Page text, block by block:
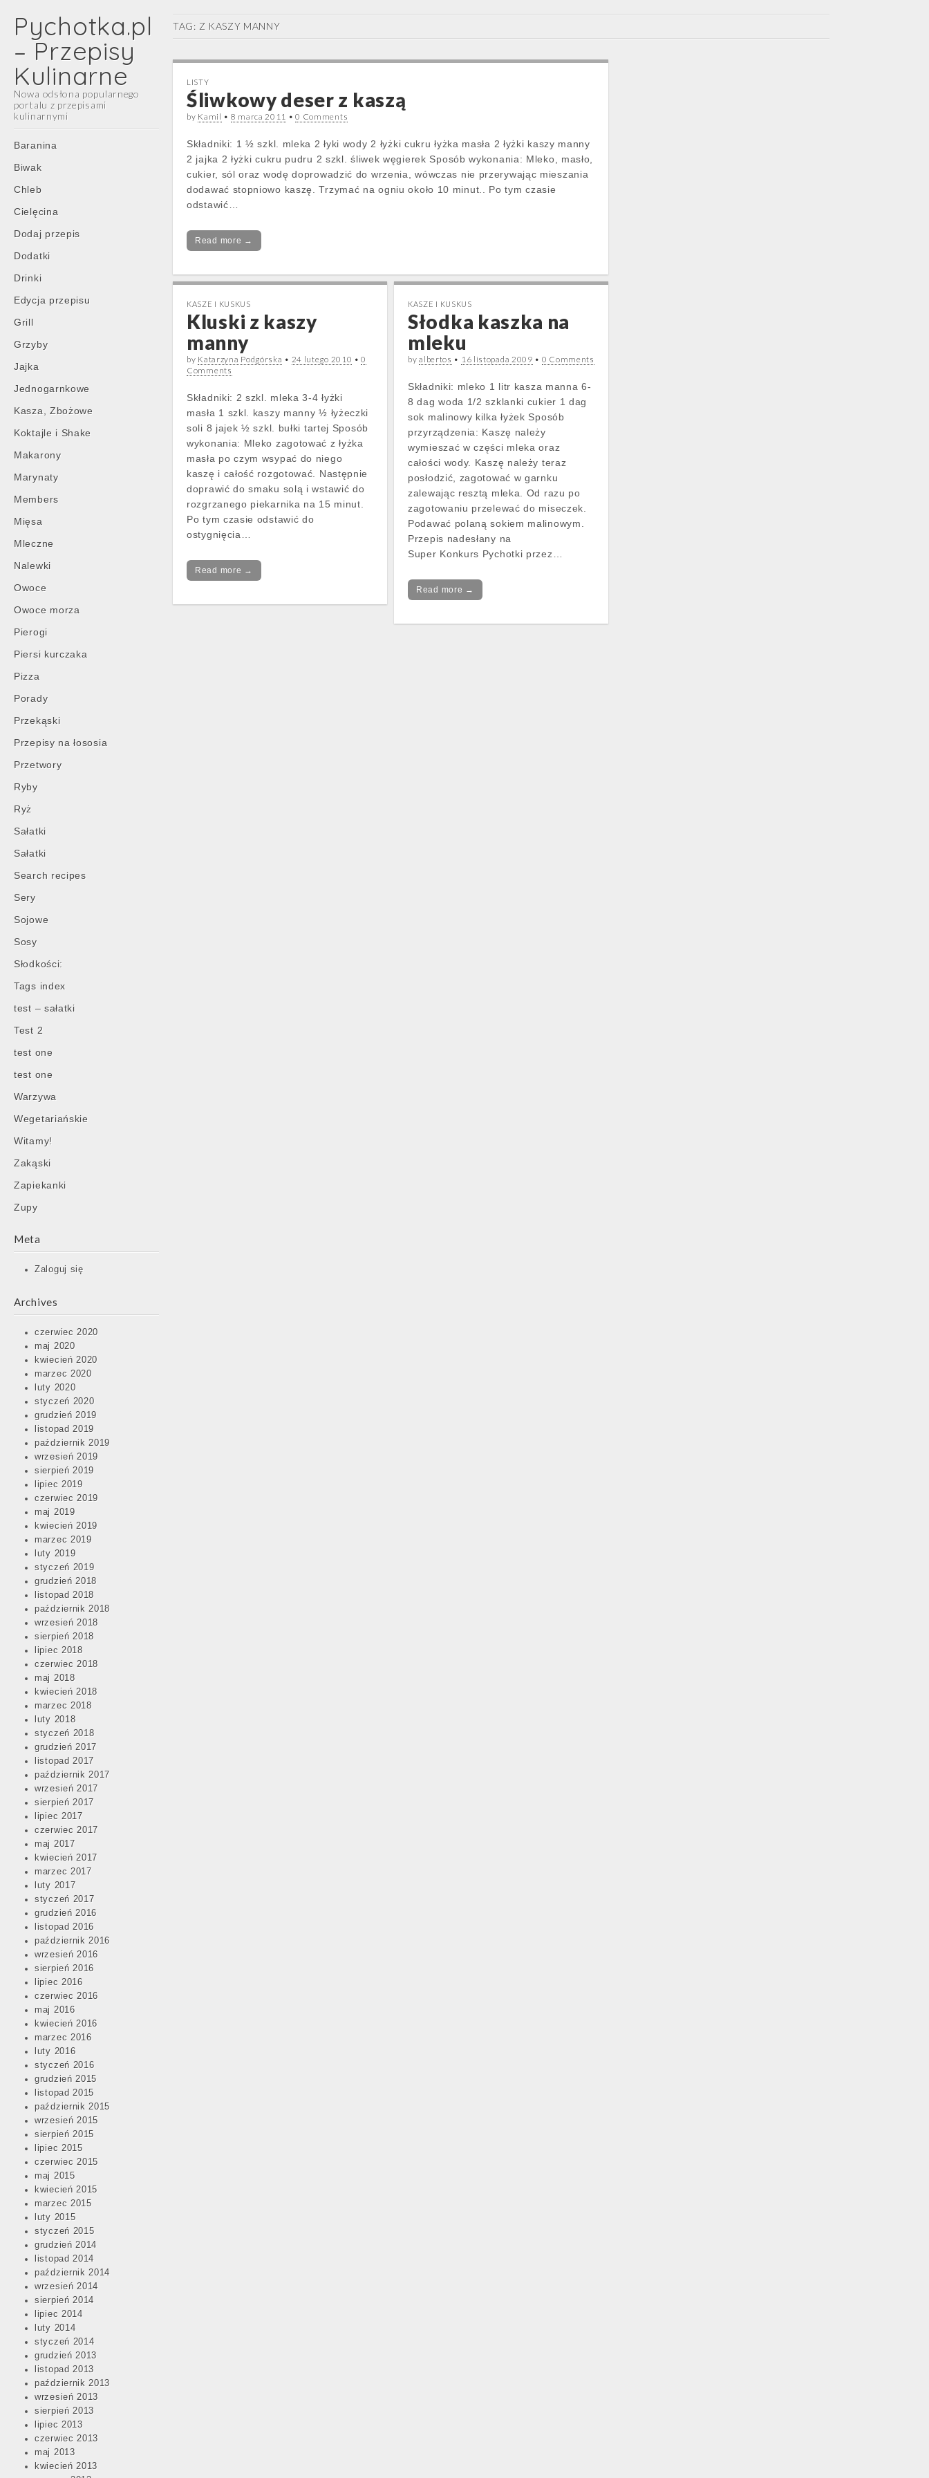
Pychotka.pl
– Przepisy
Kulinarne
Nowa odsłona popularnego
portalu z przepisami
kulinarnymi
Main
menu
Skip
content
Baranina
Biwak
Chleb
Cielęcina
Dodaj przepis
Dodatki
Drinki
Edycja przepisu
Grill
Grzyby
Jajka
Jednogarnkowe
Kasza, Zbożowe
Koktajle i Shake
Makarony
Marynaty
Members
Mięsa
Mleczne
Nalewki
Owoce
Owoce morza
Pierogi
Piersi kurczaka
Pizza
Porady
Przekąski
Przepisy na łososia
Przetwory
Ryby
Ryż
Sałatki
Sałatki
Search recipes
Sery
Sojowe
Sosy
Słodkości:
Tags index
test – sałatki
Test 2
test one
test one
Warzywa
Wegetariańskie
Witamy!
Zakąski
Zapiekanki
Zupy
Meta
Zaloguj się
Archives
czerwiec 2020
maj 2020
kwiecień 2020
marzec 2020
luty 2020
styczeń 2020
grudzień 2019
listopad 2019
październik 2019
wrzesień 2019
sierpień 2019
lipiec 2019
czerwiec 2019
maj 2019
kwiecień 2019
marzec 2019
luty 2019
styczeń 2019
grudzień 2018
listopad 2018
październik 2018
wrzesień 2018
sierpień 2018
lipiec 2018
czerwiec 2018
maj 2018
kwiecień 2018
marzec 2018
luty 2018
styczeń 2018
grudzień 2017
listopad 2017
październik 2017
wrzesień 2017
sierpień 2017
lipiec 2017
czerwiec 2017
maj 2017
kwiecień 2017
marzec 2017
luty 2017
styczeń 2017
grudzień 2016
listopad 2016
październik 2016
wrzesień 2016
sierpień 2016
lipiec 2016
czerwiec 2016
maj 2016
kwiecień 2016
marzec 2016
luty 2016
styczeń 2016
grudzień 2015
listopad 2015
październik 2015
wrzesień 2015
sierpień 2015
lipiec 2015
czerwiec 2015
maj 2015
kwiecień 2015
marzec 2015
luty 2015
styczeń 2015
grudzień 2014
listopad 2014
październik 2014
wrzesień 2014
sierpień 2014
lipiec 2014
luty 2014
styczeń 2014
grudzień 2013
listopad 2013
październik 2013
wrzesień 2013
sierpień 2013
lipiec 2013
czerwiec 2013
maj 2013
kwiecień 2013
TAG: Z KASZY MANNY
LISTY
Śliwkowy deser z kaszą
by Kamil • 8 marca 2011 •0 Comments
Składniki: 1 ½ szkl. mleka 2 łyki wody 2 łyżki cukru łyżka masła 2 łyżki kaszy manny
2 jajka 2 łyżki cukru pudru 2 szkl. śliwek węgierek Sposób wykonania: Mleko, masło,
cukier, sól oraz wodę doprowadzić do wrzenia, wówczas nie przerywając mieszania
dodawać stopniowo kaszę. Trzymać na ogniu około 10 minut.. Po tym czasie
odstawić…
Read more →
KASZE I KUSKUS
Kluski z kaszy
manny
by Katarzyna Podgórska • 24 lutego 2010 •0
Comments
Składniki: 2 szkl. mleka 3-4 łyżki
masła 1 szkl. kaszy manny ½ łyżeczki
soli 8 jajek ½ szkl. bułki tartej Sposób
wykonania: Mleko zagotować z łyżka
masła po czym wsypać do niego
kaszę i całość rozgotować. Następnie
doprawić do smaku solą i wstawić do
rozgrzanego piekarnika na 15 minut.
Po tym czasie odstawić do
ostygnięcia…
Read more →
KASZE I KUSKUS
Słodka kaszka na
mleku
byalbertos • 16 listopada 2009 • 0 Comments
Składniki: mleko 1 litr kasza manna 6-
8 dag woda 1/2 szklanki cukier 1 dag
sok malinowy kilka łyżek Sposób
przyrządzenia: Kaszę należy
wymieszać w części mleka oraz
całości wody. Kaszę należy teraz
posłodzić, zagotować w garnku
zalewając resztą mleka. Od razu po
zagotowaniu przelewać do miseczek.
Podawać polaną sokiem malinowym.
Przepis nadesłany na
Super Konkurs Pychotki przez…
Read more →